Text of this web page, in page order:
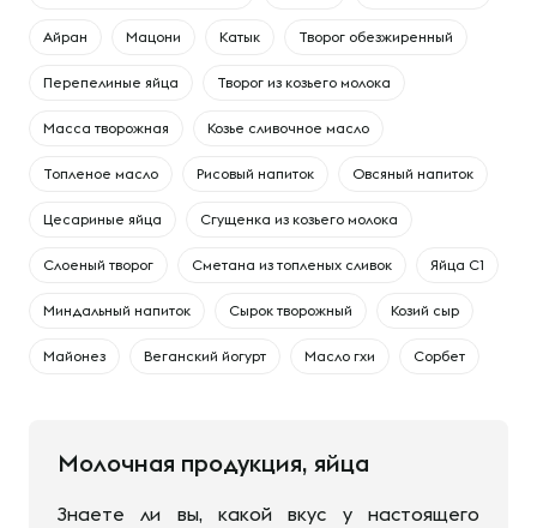
Айран Мацони Катык Творог обезжиренный
Перепелиные яйца Творог из козьего молока
Масса творожная Козье сливочное масло
Топленое масло Рисовый напиток Овсяный напиток
Цесариные яйца Сгущенка из козьего молока
Слоеный творог Сметана из топленых сливок Яйца С1
Миндальный напиток Сырок творожный Козий сыр
Майонез Веганский йогурт Масло гхи Сорбет
Молочная продукция, яйца
Знаете ли вы, какой вкус у настоящего